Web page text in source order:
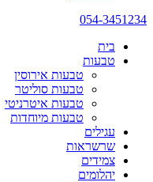
054-3451234
בית
טבעות
טבעות אירוסין
טבעות סוליטר
טבעות איטרניטי
טבעות מיוחדות
עגילים
שרשראות
צמידים
יהלומים